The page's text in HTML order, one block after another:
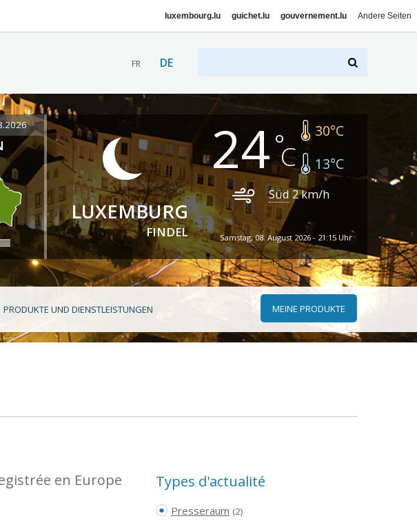
luxembourg.lu guichet.lu gouvernement.lu Andere Seiten
FR DE
LUXEMBURG
FINDEL
24 30°C
13°C
Süd 2km/h
Samstag, 08. August 2026 - 21:15 Uhr
PRODUKTE UND DIENSTLEISTUNGEN MEINE PRODUKTE
en Europe Types d'actualité
Presseraum (2)